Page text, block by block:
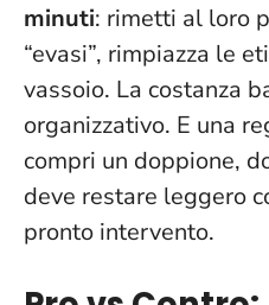
minuti: rimetti al loro
“evasi”, rimpiazza le
vassoio. La costanza
organizzativo. E una
compri un doppione,
deve restare leggero
pronto intervento.